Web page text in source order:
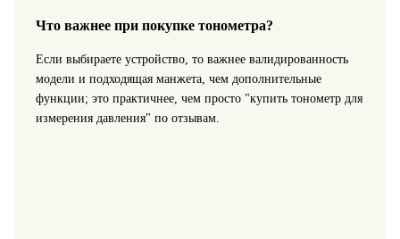
Что важнее при покупке тонометра?
Если выбираете устройство, то важнее валидированность
модели и подходящая манжета, чем дополнительные
функции; это практичнее, чем просто "купить тонометр для
измерения давления" по отзывам.